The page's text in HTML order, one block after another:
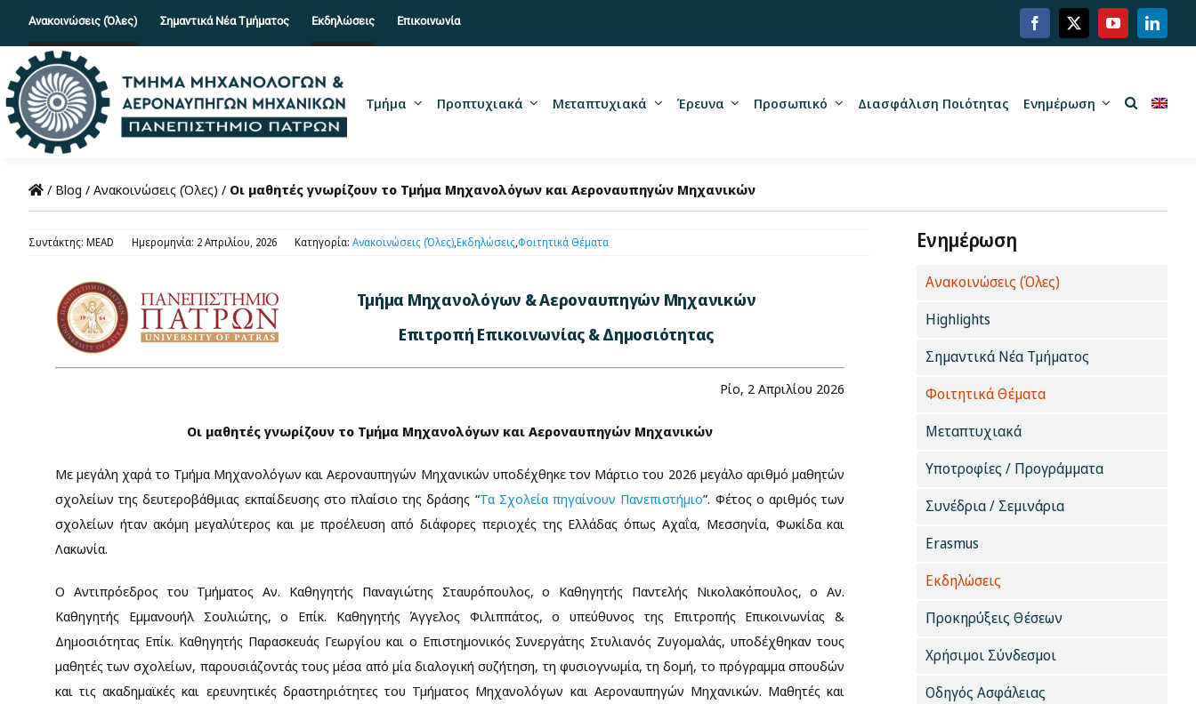
content
Ανακοινώσεις (Όλες) Σημαντικά Νέα Τμήματος Εκδηλώσεις Επικοινωνία
Τμήμα Προπτυχιακά Μεταπτυχιακά Έρευνα Προσωπικό Διασφάλιση Ποιότητας Ενημέρωση
/ Blog / Ανακοινώσεις (Όλες) / Οι μαθητές γνωρίζουν το Τμήμα Μηχανολόγων και Αεροναυπηγών Μηχανικών
Συντάκτης: MEAD Ημερομηνία: 2 Απριλίου, 2026 Κατηγορία: Ανακοινώσεις (Όλες),Εκδηλώσεις,Φοιτητικά Θέματα
Τμήμα Μηχανολόγων & Αεροναυπηγών Μηχανικών
Επιτροπή Επικοινωνίας & Δημοσιότητας
Ρίο, 2 Απριλίου 2026
Οι μαθητές γνωρίζουν το Τμήμα Μηχανολόγων και Αεροναυπηγών Μηχανικών
Με μεγάλη χαρά το Τμήμα Μηχανολόγων και Αεροναυπηγών Μηχανικών υποδέχθηκε τον Μάρτιο του 2026 μεγάλο αριθμό μαθητών
σχολείων της δευτεροβάθμιας εκπαίδευσης στο πλαίσιο της δράσης “Τα Σχολεία πηγαίνουν Πανεπιστήμιο”. Φέτος ο αριθμός των
σχολείων ήταν ακόμη μεγαλύτερος και με προέλευση από διάφορες περιοχές της Ελλάδας όπως Αχαΐα, Μεσσηνία, Φωκίδα και
Λακωνία.
Ο Αντιπρόεδρος του Τμήματος Αν. Καθηγητής Παναγιώτης Σταυρόπουλος, ο Καθηγητής Παντελής Νικολακόπουλος, ο Αν.
Καθηγητής Εμμανουήλ Σουλιώτης, ο Επίκ. Καθηγητής Άγγελος Φιλιππάτος, ο υπεύθυνος της Επιτροπής Επικοινωνίας &
Δημοσιότητας Επίκ. Καθηγητής Παρασκευάς Γεωργίου και ο Επιστημονικός Συνεργάτης Στυλιανός Ζυγομαλάς, υποδέχθηκαν τους
μαθητές των σχολείων, παρουσιάζοντάς τους μέσα από μία διαλογική συζήτηση, τη φυσιογνωμία, τη δομή, το πρόγραμμα σπουδών
και τις ακαδημαϊκές και ερευνητικές δραστηριότητες του Τμήματος Μηχανολόγων και Αεροναυπηγών Μηχανικών. Μαθητές και
Ενημέρωση
Ανακοινώσεις (Όλες)
Highlights
Σημαντικά Νέα Τμήματος
Φοιτητικά Θέματα
Μεταπτυχιακά
Υποτροφίες / Προγράμματα
Συνέδρια / Σεμινάρια
Erasmus
Εκδηλώσεις
Προκηρύξεις Θέσεων
Χρήσιμοι Σύνδεσμοι
Οδηγός Ασφάλειας